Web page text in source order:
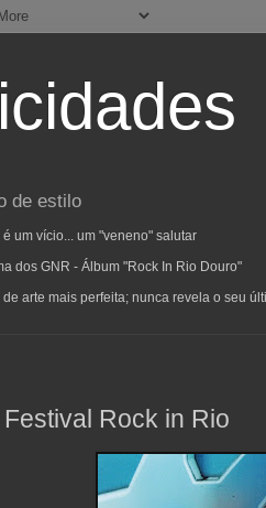
de estilo
um vício... um "veneno" salutar
dos GNR - Álbum "Rock In Rio Douro"
de arte mais perfeita; nunca revela o seu
Rock in Rio